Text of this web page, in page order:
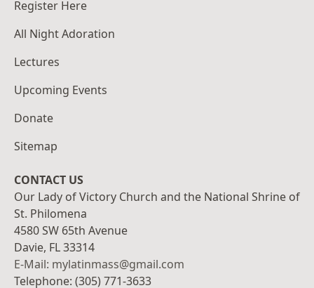
Register Here
All Night Adoration
Lectures
Upcoming Events
Donate
Sitemap
CONTACT US
Our Lady of Victory Church and the National Shrine of
St. Philomena
4580 SW 65th Avenue
Davie, FL 33314
E-Mail: mylatinmass@gmail.com
Telephone: (305) 771-3633